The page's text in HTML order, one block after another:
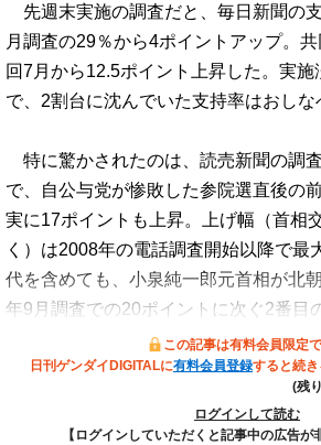
先週末実施の調査だと、毎日新聞の
月調査の29％から4ポイントアップ。
回7月から12.5ポイント上昇した。実施
で、2割台に沈んでいた支持率はおしな
特に驚かされたのは、読売新聞の調
で、自公与党が惨敗した参院選直後の
実に17ポイントも上昇。上げ幅（首相
く）は2008年の電話調査開始以降で最
代を含めても、小泉純一郎元首相が北
年9月調査での20ポイントに次ぐ2番目
この記事は有料会員限定で
日刊ゲンダイDIGITALに有料会員登録すると続き
(残
ログインして読む
【ログインしていただくと記事中の広告が